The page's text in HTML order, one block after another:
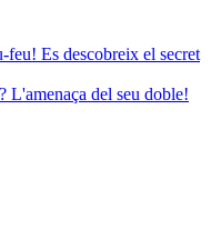
L'amenaça del seu doble!